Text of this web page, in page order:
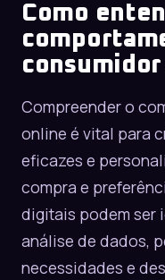
Como
Compreender o
online é vital para
eficazes e
compra e
digitais podem ser
análise de dados,
necessidades e